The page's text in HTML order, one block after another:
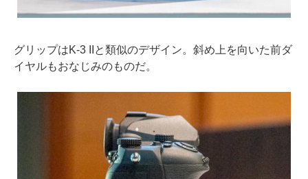
グリップはK-3 IIと類似のデザイン。斜め上を向いた前ダ
イヤルもおなじみのものだ。